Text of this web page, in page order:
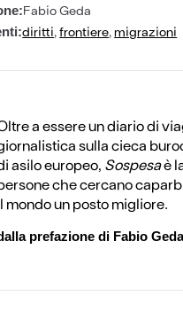
Fabio Geda
diritti,frontiere,migrazioni
a essere un diario di
sulla cieca
asilo europeo, Sospesaè
che cercano
mondo un posto migliore.
prefazione di Fabio